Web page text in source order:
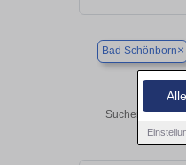
Bad Schönborn×
Suchen Sie in